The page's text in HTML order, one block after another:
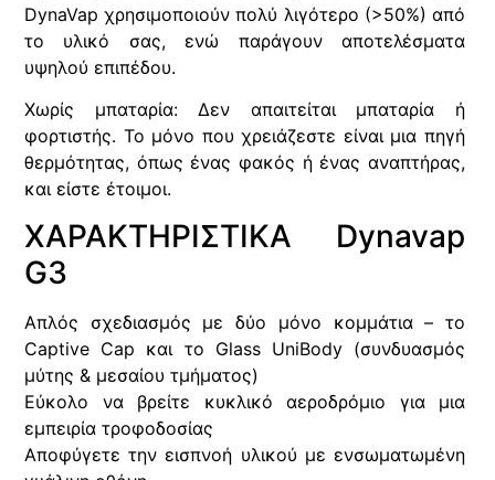
DynaVap χρησιμοποιούν πολύ λιγότερο (>50%) από
το υλικό σας, ενώ παράγουν αποτελέσματα
υψηλού επιπέδου.
Χωρίς μπαταρία: Δεν απαιτείται μπαταρία ή
φορτιστής. Το μόνο που χρειάζεστε είναι μια πηγή
θερμότητας, όπως ένας φακός ή ένας αναπτήρας,
και είστε έτοιμοι.
ΧΑΡΑΚΤΗΡΙΣΤΙΚΑ Dynavap
G3
Απλός σχεδιασμός με δύο μόνο κομμάτια – το
Captive Cap και το Glass UniBody (συνδυασμός
μύτης & μεσαίου τμήματος)
Εύκολο να βρείτε κυκλικό αεροδρόμιο για μια
εμπειρία τροφοδοσίας
Αποφύγετε την εισπνοή υλικού με ενσωματωμένη